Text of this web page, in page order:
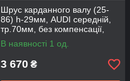
Шрус карданного валу (25-
86) h-29мм, AUDI середній,
тр.70мм, без компенсації,
AD351MS (DSP)
В наявності 1 од.
3 670 ₴